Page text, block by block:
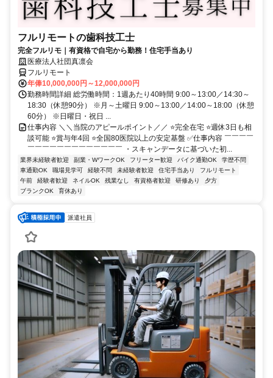
フルリモートの歯科技工士
完全フルリモ｜有資格で自宅から勤務！住宅手当あり
医療法人社団真凛会
フルリモート
年俸10,000,000円～12,000,000円
勤務時間詳細 総労働時間：1週あたり40時間 9:00～13:00／14:30～
18:30（休憩90分） ※月～土曜日 9:00～13:00／14:00～18:00（休憩
60分） ※日曜日・祝日 ...
仕事内容 ＼＼当院のアピールポイント／／ ⭐完全在宅 ⭐週休3日も相
談可能 ⭐賞与年4回 ⭐全国80医院以上の安定基盤 ✅仕事内容 ￣￣￣￣
￣￣￣￣￣￣￣￣￣￣￣￣￣ ・スキャンデータに基づいた初...
業界未経験者歓迎 副業・WワークOK フリーター歓迎 バイク通勤OK
学歴不問
車通勤OK
職場見学可 経験不問 未経験者歓迎 住宅手当あり
フルリモート
午前
経験者歓迎 ネイルOK 残業なし 有資格者歓迎 研修あり
夕方
ブランクOK
育休あり
派遣社員